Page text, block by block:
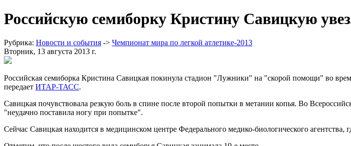
Российскую семиборку Кристину Савицкую
Рубрика: Новости и события -> Чемпионат мира по легкой атлетике-2013
Вторник, 13 августа 2013 г.
Российская семиборка Кристина Савицкая покинула стадион "Лужники" на "скорой помощи" во
передает ИТАР-ТАСС.
Савицкая почувствовала резкую боль в спине после второй попытки в метании копья. Во
"неудачно поставила ногу при попытке".
Сейчас Савицкая находится в медицинском центре Федерального медико-биологического агентства,